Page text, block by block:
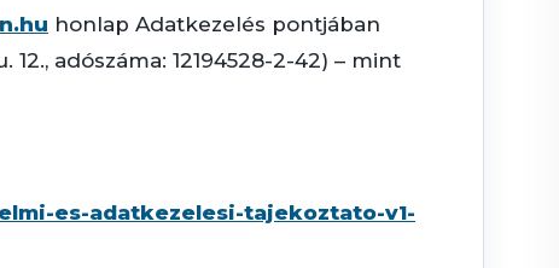
honlap Adatkezelés pontjában
adószáma: 12194528-2-42) – mint
es-adatkezelesi-tajekoztato-v1-